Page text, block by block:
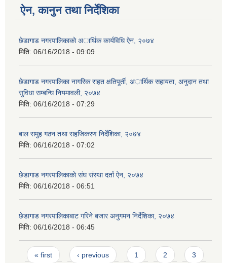
ऐन, कानुन तथा निर्देशिका
छेडागाड नगरपालिकाको अार्थिक कार्यविधि ऐन, २०७४
मिति: 06/16/2018 - 09:09
छेडागाड नगरपालिका नागरिक राहत क्षतिपूर्ती, अार्थिक सहायता, अनुदान तथा
सुविधा सम्बन्धि नियमावली, २०७४
मिति: 06/16/2018 - 07:29
बाल समुह गठन तथा सहजिकरण निर्देशिका, २०७४
मिति: 06/16/2018 - 07:02
छेडागाड नगरपालिकाकाे स‌ंघ संस्था दर्ता ऐन, २०७४
मिति: 06/16/2018 - 06:51
छेडागाड नगरपालिकाबाट गरिने बजार अनुगमन निर्देशिका, २०७४
मिति: 06/16/2018 - 06:45
Pages
« first ‹ previous 1 2 3